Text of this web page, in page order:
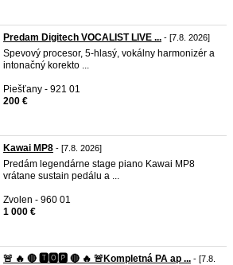
Predam Digitech VOCALIST LIVE ... - [7.8. 2026]
Spevový procesor, 5-hlasý, vokálny harmonizér a
intonačný korekto ...
Piešťany - 921 01
200 €
Kawai MP8 - [7.8. 2026]
Predám legendárne stage piano Kawai MP8
vrátane sustain pedálu a ...
Zvolen - 960 01
1 000 €
🚨 🔥 🔴 🆃🅾🅿 🔴 🔥 🚨Kompletná PA ap ... - [7.8.